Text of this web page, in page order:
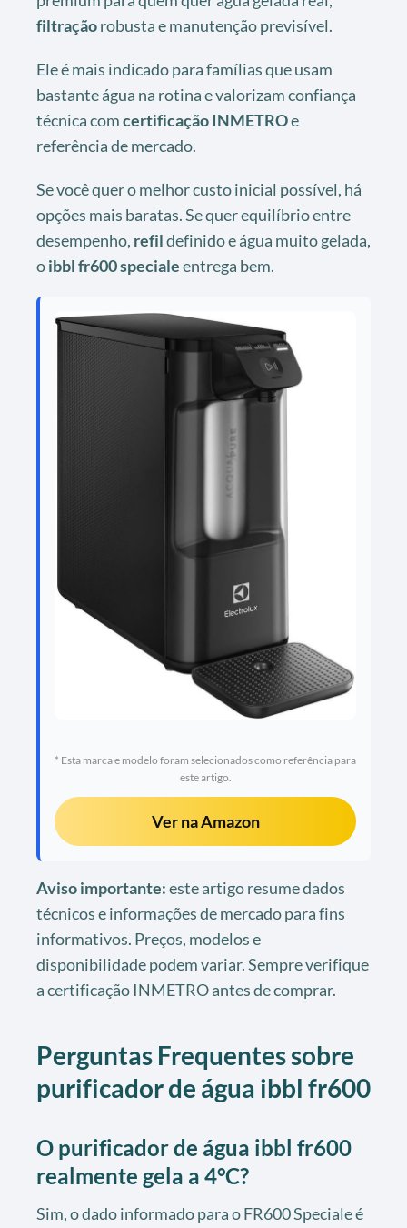
filtraçãorobusta e manutenção previsível.
Ele é mais indicado para famílias que usam
bastante água na rotina e valorizam confiança
técnica comcertificaçãoINMETROe
referência de mercado.
Se você quer o melhor custo inicial possível, há
opções mais baratas. Se quer equilíbrio entre
desempenho, refildefinido e água muito gelada,
oibbl fr600 specialeentrega bem.
* Esta marca e modelo foram selecionados como referência para
este artigo.
Ver na Amazon
Aviso importante:este artigo resume dados
técnicos e informações de mercado para fins
informativos. Preços, modelos e
disponibilidade podem variar. Sempre verifique
a certificação INMETRO antes de comprar.
Perguntas Frequentes sobre
purificador de água ibbl fr600
O purificador de água ibbl fr600
realmente gela a 4°C?
Sim, o dado informado para o FR600 Speciale é